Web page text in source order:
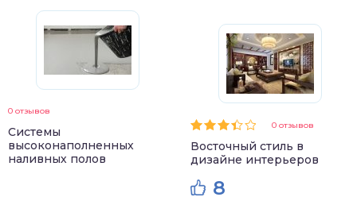
0 отзывов
Системы
высоконаполненных
наливных полов
0 отзывов
Восточный стиль в
дизайне интерьеров
8